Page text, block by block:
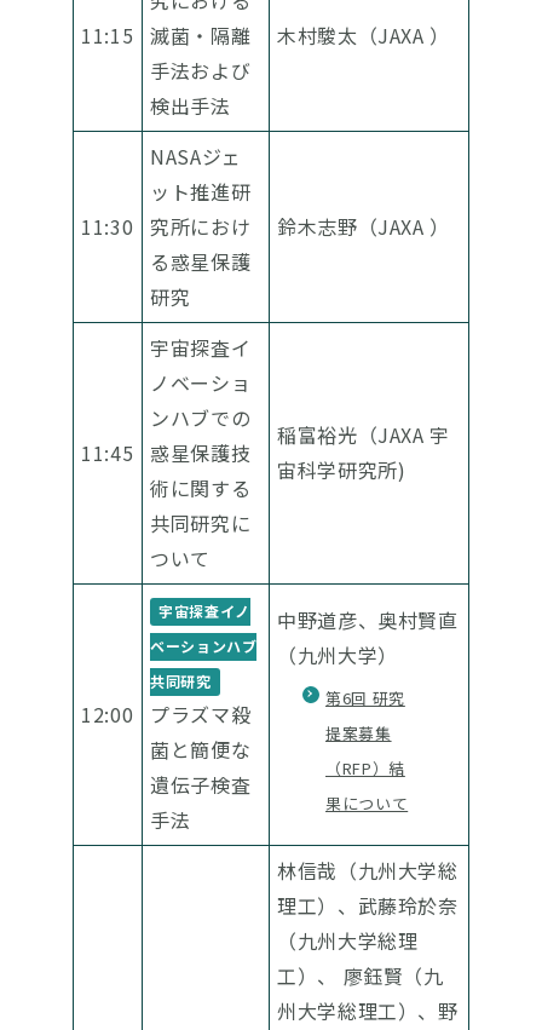
11:15
滅菌・隔離
手法および
検出手法
木村駿太（JAXA ）
11:30
NASAジェ
ット推進研
究所におけ
る惑星保護
研究
鈴木志野（JAXA ）
11:45
宇宙探査イ
ノベーショ
ンハブでの
惑星保護技
術に関する
共同研究に
ついて
稲富裕光（JAXA 宇
宙科学研究所)
12:00
宇宙探査イノ
ベーションハブ
共同研究
プラズマ殺
菌と簡便な
遺伝子検査
手法
中野道彦、奥村賢直
（九州大学）
第6回 研究
提案募集
（RFP）結
果について
林信哉（九州大学総
理工）、武藤玲於奈
（九州大学総理
工）、 廖鈺賢（九
州大学総理工）、野